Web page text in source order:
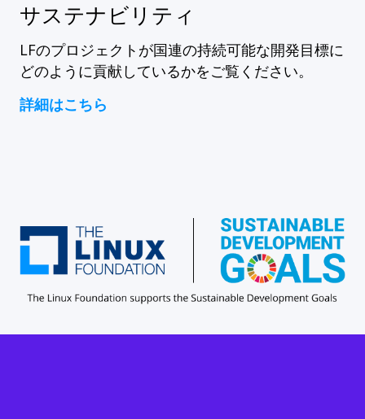
サステナビリティ
LFのプロジェクトが国連の持続可能な開発目標に
どのように貢献しているかをご覧ください。
詳細はこちら